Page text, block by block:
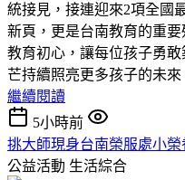
統接見，接連迎來2項全國
新頁，更是台南教育的重
教育初心，讓每位孩子勇
芒持續照亮更多孩子的未來
繼續閱讀
5小時前
挑大師現身台南榮服處小榮
公益活動 生活綜合